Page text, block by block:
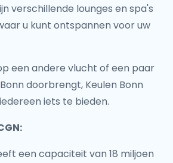
verschillende lounges en spa's
u kunt ontspannen voor uw
een andere vlucht of een paar
doorbrengt, Keulen Bonn
iets te bieden.
een capaciteit van 18 miljoen